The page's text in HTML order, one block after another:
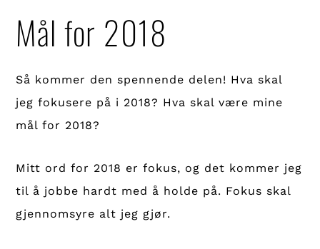
Mål for 2018
Så kommer den spennende delen! Hva skal
jeg fokusere på i 2018? Hva skal være mine
mål for 2018?
Mitt ord for 2018 er fokus, og det kommer jeg
til å jobbe hardt med å holde på. Fokus skal
gjennomsyre alt jeg gjør.